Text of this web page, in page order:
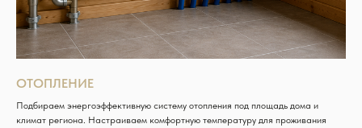
ОТОПЛЕНИЕ
Подбираем энергоэффективную систему отопления под площадь дома и
климат региона. Настраиваем комфортную температуру для проживания